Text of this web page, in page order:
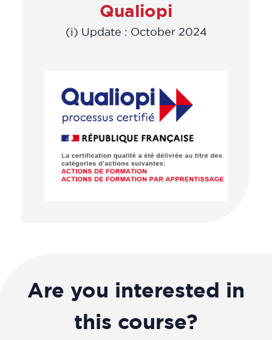
Qualiopi
(i) Update : October 2024
Are you interested in
this course?